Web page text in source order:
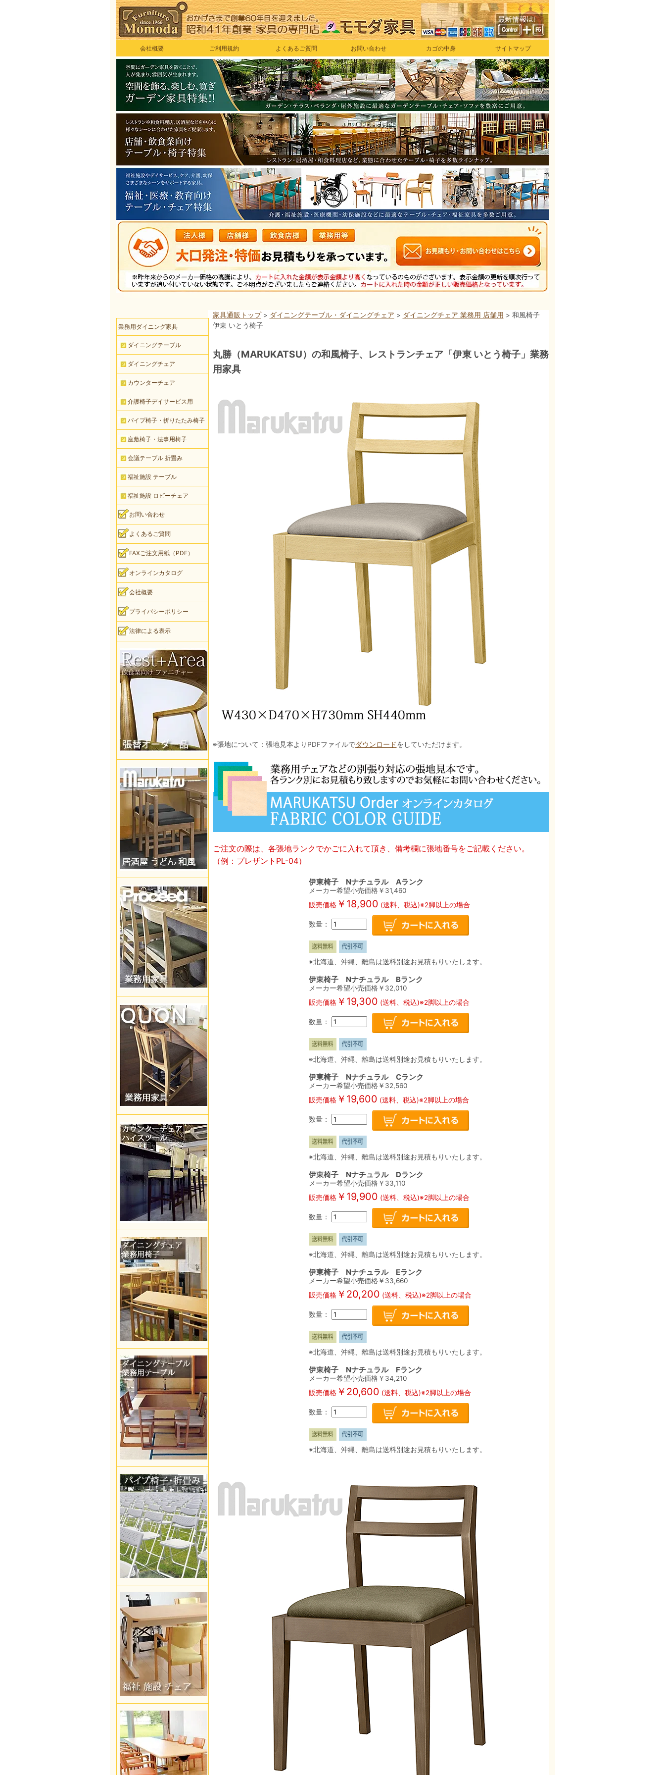
会社概要 ご利用規約 よくあるご質問 お問い合わせ カゴの中身 サイトマップ
家具通販トップ> ダイニングテーブル・ダイニングチェア > ダイニングチェア 業務用 店舗用 > 和風椅子
伊東 いとう椅子
丸勝（MARUKATSU）の和風椅子、レストランチェア「伊東 いとう椅子」業務
用家具
※張地について：張地見本よりPDFファイルでダウンロードをしていただけます。
ご注文の際は、各張地ランクでかごに入れて頂き、備考欄に張地番号をご記載ください。
（例：プレザントPL-04）
伊東椅子 Nナチュラル Aランク
メーカー希望小売価格￥ 31,460
販売価格￥ 18,900 (送料、税込)※2脚以上の場合
数量：
※北海道、沖縄、離島は送料別途お見積もりいたします。
伊東椅子 Nナチュラル Bランク
メーカー希望小売価格￥ 32,010
販売価格￥ 19,300 (送料、税込)※2脚以上の場合
数量：
※北海道、沖縄、離島は送料別途お見積もりいたします。
伊東椅子 Nナチュラル Cランク
メーカー希望小売価格￥ 32,560
販売価格￥ 19,600 (送料、税込)※2脚以上の場合
数量：
※北海道、沖縄、離島は送料別途お見積もりいたします。
伊東椅子 Nナチュラル Dランク
メーカー希望小売価格￥ 33,110
販売価格￥ 19,900 (送料、税込)※2脚以上の場合
数量：
※北海道、沖縄、離島は送料別途お見積もりいたします。
伊東椅子 Nナチュラル Eランク
メーカー希望小売価格￥ 33,660
販売価格￥ 20,200 (送料、税込)※2脚以上の場合
数量：
※北海道、沖縄、離島は送料別途お見積もりいたします。
伊東椅子 Nナチュラル Fランク
メーカー希望小売価格￥ 34,210
販売価格￥ 20,600 (送料、税込)※2脚以上の場合
数量：
※北海道、沖縄、離島は送料別途お見積もりいたします。
業務用ダイニング家具
ダイニングテーブル
ダイニングチェア
カウンターチェア
介護椅子デイサービス用
パイプ椅子・折りたたみ椅子
座敷椅子・法事用椅子
会議テーブル 折畳み
福祉施設 テーブル
福祉施設 ロビーチェア
お問い合わせ
よくあるご質問
FAXご注文用紙（PDF）
オンラインカタログ
会社概要
プライバシーポリシー
法律による表示